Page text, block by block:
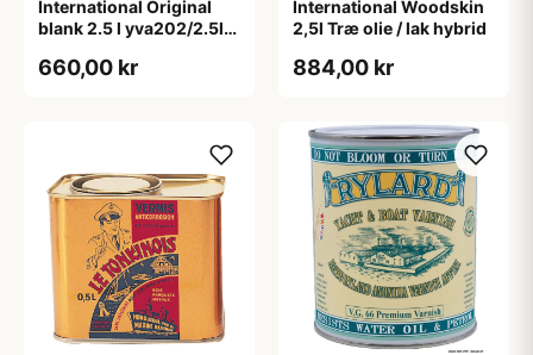
International Original
blank 2.5 l yva202/2.5l
660,00 kr
International Woodskin
2,5l Træ olie / lak hybrid
884,00 kr